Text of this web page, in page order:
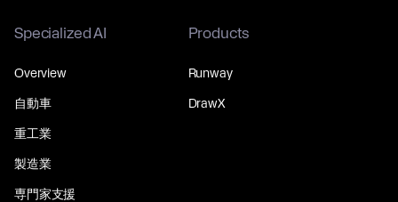
Specialized AI
Overview
自動車
重工業
製造業
専門家支援
Products
Runway
DrawX